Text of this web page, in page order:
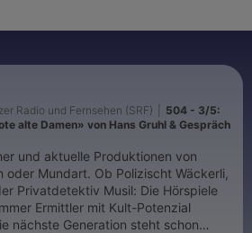
Radio und Fernsehen (SRF)
504 - 3/5:
alte Damen» von Hans Gruhl & Gespräch
und aktuelle Produktionen von
oder Mundart. Ob Polizischt Wäckerli,
Privatdetektiv Musil: Die Hörspiele
Ermittler mit Kult-Potenzial
nächste Generation steht schon